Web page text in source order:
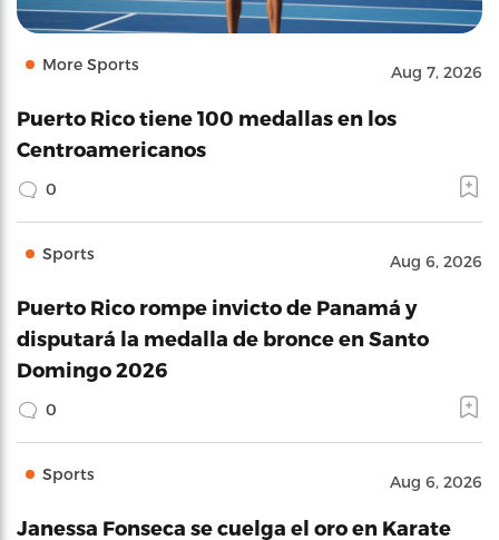
More Sports Aug 7, 2026
Puerto Rico tiene 100 medallas en los
Centroamericanos
0
Sports Aug 6, 2026
Puerto Rico rompe invicto de Panamá y
disputará la medalla de bronce en Santo
Domingo 2026
0
Sports Aug 6, 2026
Janessa Fonseca se cuelga el oro en Karate